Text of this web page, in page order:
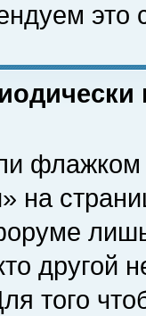
это
флажком
на
другой
того